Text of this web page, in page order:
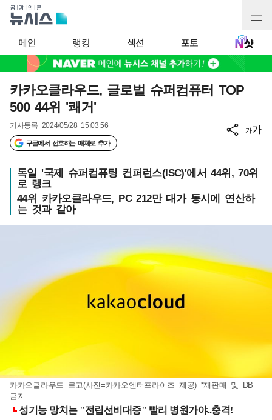
메인 랭킹 섹션 포토
카카오클라우드, 글로벌 슈퍼컴퓨터 TOP
500 44위 '쾌거'
기사등록 2024/05/28 15:03:56
구글에서 선호하는 매체로 추가
가가
독일 '국제 슈퍼컴퓨팅 컨퍼런스(ISC)'에서 44위, 70위
로 랭크
44위 카카오클라우드, PC 212만 대가 동시에 연산하
는 것과 같아
카카오클라우드 로고(사진=카카오엔터프라이즈 제공) *재판매 및 DB
금지